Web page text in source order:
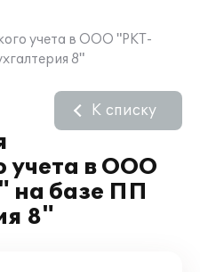
учета в ООО "РКТ-
8"
учета в ООО
на базе ПП
8"
К списку